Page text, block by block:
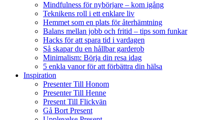
Mindfulness för nybörjare – kom igång
Teknikens roll i ett enklare liv
Hemmet som en plats för återhämtning
Balans mellan jobb och fritid – tips som funkar
Hacks för att spara tid i vardagen
Så skapar du en hållbar garderob
Minimalism: Börja din resa idag
5 enkla vanor för att förbättra din hälsa
Inspiration
Presenter Till Honom
Presenter Till Henne
Present Till Flickvän
Gå Bort Present